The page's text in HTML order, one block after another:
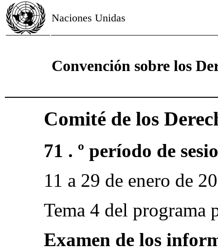
Naciones Unidas
Convención sobre los
Comité de los
71 . º período de
11 a 29 de enero de
Tema 4 del programa
Examen de los